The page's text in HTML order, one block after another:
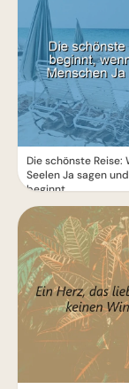
Die schönste Reise:
Seelen Ja sagen
beginnt